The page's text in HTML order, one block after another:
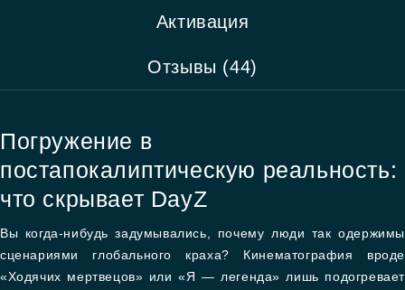
Активация
Отзывы (44)
Погружение в
постапокалиптическую реальность:
что скрывает DayZ
Вы когда-нибудь задумывались, почему люди так одержимы
сценариями глобального краха? Кинематография вроде
«Ходячих мертвецов» или «Я — легенда» лишь подогревает